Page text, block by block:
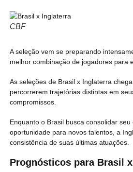
CBF
A seleção vem se preparando
melhor combinação de jogadores para
As seleções de Brasil x Inglaterra
percorrerem trajetórias distintas em
compromissos.
Enquanto o Brasil busca consolidar
oportunidade para novos talentos, a
consistência de suas últimas atuações​​​​.
Prognósticos para Brasil